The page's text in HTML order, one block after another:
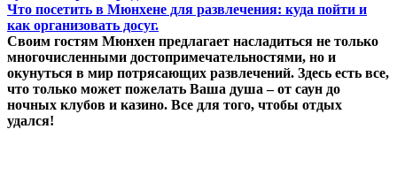
Что посетить в Мюнхене для развлечения: куда пойти и
как организовать досуг.
Своим гостям Мюнхен предлагает насладиться не только
многочисленными достопримечательностями, но и
окунуться в мир потрясающих развлечений. Здесь есть все,
что только может пожелать Ваша душа – от саун до
ночных клубов и казино. Все для того, чтобы отдых
удался!